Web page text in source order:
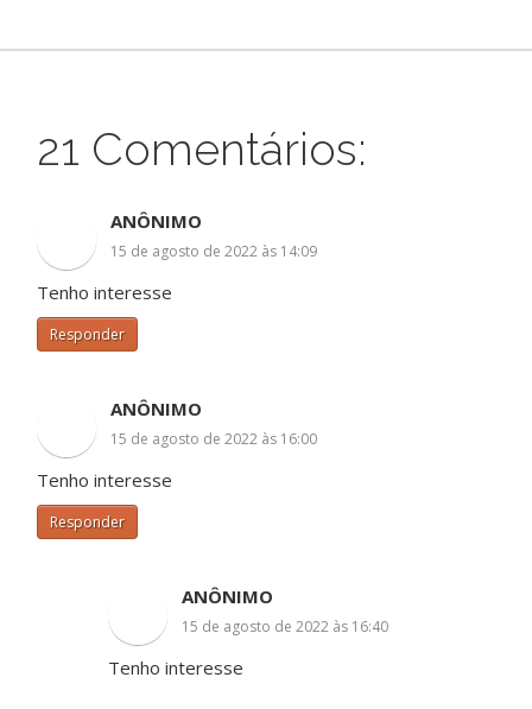
21 Comentários:
ANÔNIMO
15 de agosto de 2022 às 14:09
Tenho interesse
Responder
ANÔNIMO
15 de agosto de 2022 às 16:00
Tenho interesse
Responder
ANÔNIMO
15 de agosto de 2022 às 16:40
Tenho interesse